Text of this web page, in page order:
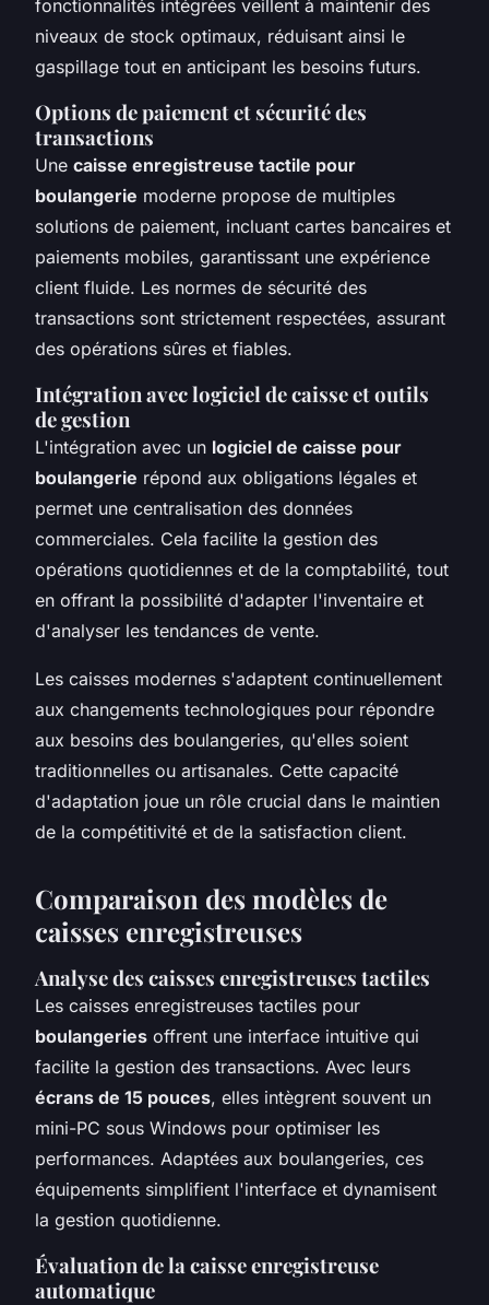
fonctionnalités intégrées veillent à maintenir des
niveaux de stock optimaux, réduisant ainsi le
gaspillage tout en anticipant les besoins futurs.
Options de paiement et sécurité des
transactions
Une caisse enregistreuse tactile pour
boulangerie moderne propose de multiples
solutions de paiement, incluant cartes bancaires et
paiements mobiles, garantissant une expérience
client fluide. Les normes de sécurité des
transactions sont strictement respectées, assurant
des opérations sûres et fiables.
Intégration avec logiciel de caisse et outils
de gestion
L'intégration avec un logiciel de caisse pour
boulangerie répond aux obligations légales et
permet une centralisation des données
commerciales. Cela facilite la gestion des
opérations quotidiennes et de la comptabilité, tout
en offrant la possibilité d'adapter l'inventaire et
d'analyser les tendances de vente.
Les caisses modernes s'adaptent continuellement
aux changements technologiques pour répondre
aux besoins des boulangeries, qu'elles soient
traditionnelles ou artisanales. Cette capacité
d'adaptation joue un rôle crucial dans le maintien
de la compétitivité et de la satisfaction client.
Comparaison des modèles de
caisses enregistreuses
Analyse des caisses enregistreuses tactiles
Les caisses enregistreuses tactiles pour
boulangeries offrent une interface intuitive qui
facilite la gestion des transactions. Avec leurs
écrans de 15 pouces, elles intègrent souvent un
mini-PC sous Windows pour optimiser les
performances. Adaptées aux boulangeries, ces
équipements simplifient l'interface et dynamisent
la gestion quotidienne.
Évaluation de la caisse enregistreuse
automatique